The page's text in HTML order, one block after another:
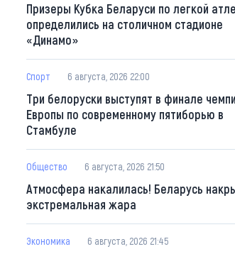
Призеры Кубка Беларуси по легкой
определились на столичном стадионе
«Динамо»
Спорт 6 августа, 2026 22:00
Три белоруски выступят в финале
Европы по современному пятиборью в
Стамбуле
Общество 6 августа, 2026 21:50
Атмосфера накалилась! Беларусь
экстремальная жара
Экономика 6 августа, 2026 21:45